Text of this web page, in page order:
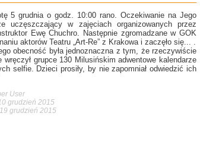
5 grudnia o godz. 10:00 rano. Oczekiwanie na Jego
uczęszczający w zajęciach organizowanych przez
Ewę Chuchro. Następnie zgromadzane w GOK
aktorów Teatru „Art-Re” z Krakowa i zaczęło się... .
obecność była jednoznaczna z tym, że rzeczywiście
grupce 130 Milusińskim adwentowe kalendarze
selfie. Dzieci prosiły, by nie zapomniał odwiedzić ich
User
grudzień 2015
grudzień 2015